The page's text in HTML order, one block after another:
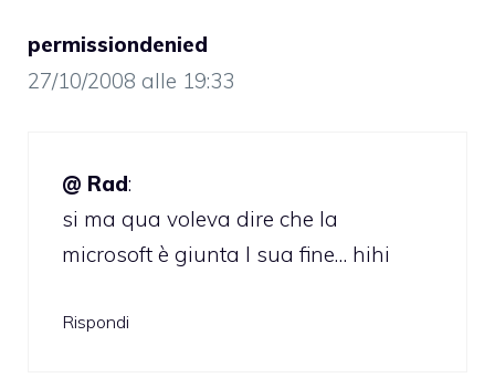
permissiondenied
27/10/2008 alle 19:33
@ Rad:
si ma qua voleva dire che la
microsoft è giunta l sua fine… hihi
Rispondi